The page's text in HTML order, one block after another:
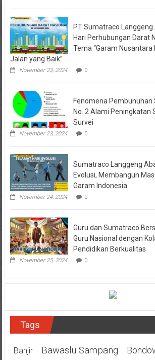
&
PT Sumatraco Langgeng
Hari Perhubungan Darat
Tema “Garam Nusantara
Jalan yang Baik”
November 23, 2024 0
Fenomena Pembunuhan
No. 2 Alami Peningkatan
Survei
November 23, 2024 0
Sumatraco Langgeng
Evolusi, Membangun
Garam Indonesia
November 24, 2024 0
Guru dan Sumatraco
Guru Nasional dengan
Pendidikan Berkualitas
November 25, 2024 0
Tags
Banjir Bawaslu Sampang